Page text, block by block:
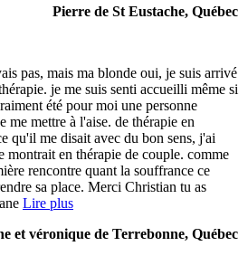
Pierre de St Eustache, Québec
pas, mais ma blonde oui, je suis arrivé
je me suis senti accueilli même si
été pour moi une personne
me mettre à l'aise. de thérapie en
qu'il me disait avec du bon sens, j'ai
montrait en thérapie de couple. comme
rencontre quant la souffrance ce
sa place. Merci Christian tu as
Lire plus
et véronique de Terrebonne, Québec